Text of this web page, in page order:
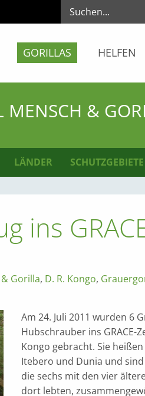
GORILLAS HELFEN
MENSCH &
LÄNDER SCHUTZGEBIETE
ins
Gorilla, D. R. Kongo,
Am 24. Juli 2011 wurden 6
Hubschrauber ins
Kongo gebracht. Sie
Itebero und Dunia und
die sechs mit den vier
dort lebten,